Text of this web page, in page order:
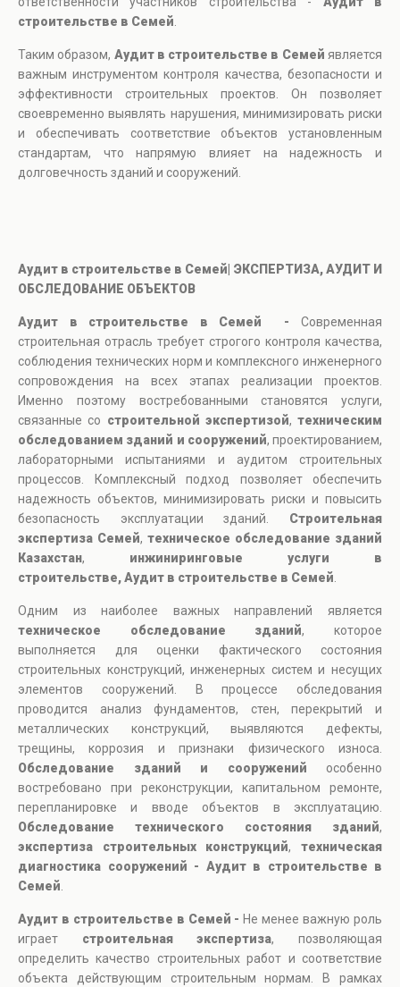
строительстве в Семей
Таким образом, Аудит в строительстве в Семей является
важным инструментом контроля качества, безопасности и
эффективности строительных проектов. Он позволяет
своевременно выявлять нарушения, минимизировать риски
и обеспечивать соответствие объектов установленным
стандартам, что напрямую влияет на надежность и
долговечность зданий и сооружений.
Аудит в строительстве в Семей| ЭКСПЕРТИЗА, АУДИТ И
ОБСЛЕДОВАНИЕ ОБЪЕКТОВ
Аудит в строительстве в Семей - Современная
строительная отрасль требует строгого контроля качества,
соблюдения технических норм и комплексного инженерного
сопровождения на всех этапах реализации проектов.
Именно поэтому востребованными становятся услуги,
связанные со строительной экспертизой, техническим
обследованием зданий и сооружений, проектированием,
лабораторными испытаниями и аудитом строительных
процессов. Комплексный подход позволяет обеспечить
надежность объектов, минимизировать риски и повысить
безопасность эксплуатации зданий. Строительная
экспертиза Семей, техническое обследование зданий
Казахстан, инжиниринговые услуги в
строительстве, Аудит в строительстве в Семей
Одним из наиболее важных направлений является
техническое обследование зданий, которое
выполняется для оценки фактического состояния
строительных конструкций, инженерных систем и несущих
элементов сооружений. В процессе обследования
проводится анализ фундаментов, стен, перекрытий и
металлических конструкций, выявляются дефекты,
трещины, коррозия и признаки физического износа.
Обследование зданий и сооружений особенно
востребовано при реконструкции, капитальном ремонте,
перепланировке и вводе объектов в эксплуатацию.
Обследование технического состояния зданий,
экспертиза строительных конструкций,техническая
диагностика сооружений - Аудит в строительстве в
Семей
Аудит в строительстве в Семей - Не менее важную роль
играет строительная экспертиза, позволяющая
определить качество строительных работ и соответствие
объекта действующим строительным нормам. В рамках